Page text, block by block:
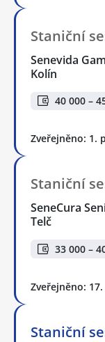
Staniční
Senevida
Kolín
40 000 –
Zveřejněno: 1.
Staniční
SeneCura
Telč
33 000 –
Zveřejněno:
Staniční